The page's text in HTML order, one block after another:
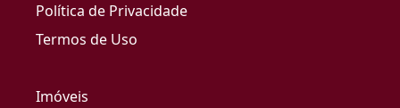
Política de Privacidade
Termos de Uso
Imóveis